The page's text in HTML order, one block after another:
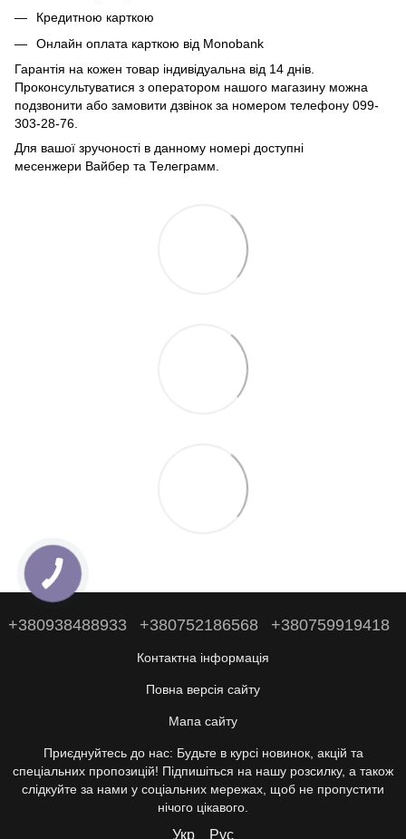
Кредитною карткою
Онлайн оплата карткою від Monobank
Гарантія на кожен товар індивідуальна від 14 днів.
Проконсультуватися з оператором нашого магазину можна
подзвонити або замовити дзвінок за номером телефону 099-
303-28-76.
Для вашої зручоності в данному номері доступні
месенжери Вайбер та Телеграмм.
+380938488933 +380752186568 +380759919418
Контактна інформація
Повна версія сайту
Мапа сайту
Приєднуйтесь до нас: Будьте в курсі новинок, акцій та
спеціальних пропозицій! Підпишіться на нашу розсилку, а також
слідкуйте за нами у соціальних мережах, щоб не пропустити
нічого цікавого.
Укр Рус